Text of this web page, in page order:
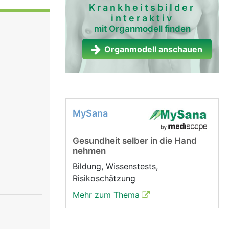
Krankheitsbilder
interaktiv
mit Organmodell finden
Organmodell anschauen
MySana
Gesundheit selber in die Hand
nehmen
Bildung, Wissenstests,
Risikoschätzung
Mehr zum Thema